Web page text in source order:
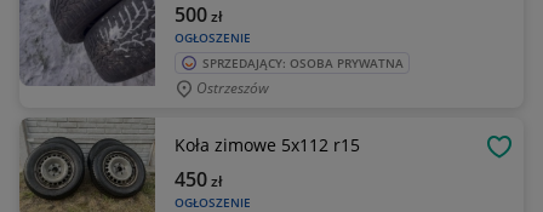
OGŁOSZENIE
500zł
SPRZEDAJĄCY: OSOBA PRYWATNA
Ostrzeszów
Koła zimowe 5x112 r15
OGŁOSZENIE
450zł